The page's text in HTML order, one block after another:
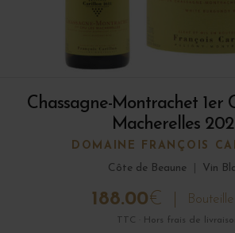
Chassagne-Montrachet 1er
Macherelles
DOMAINE FRANÇOIS
Côte de Beaune
Vin
188.00€
TTC · Hors frais de